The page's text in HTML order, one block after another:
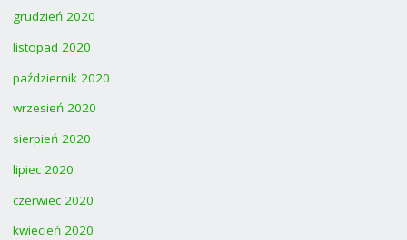
grudzień 2020
listopad 2020
październik 2020
wrzesień 2020
sierpień 2020
lipiec 2020
czerwiec 2020
kwiecień 2020